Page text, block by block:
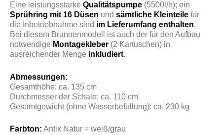
Eine leistungsstarke Qualitätspumpe (5500l/h); ein
Sprühring mit 16 Düsen und sämtliche Kleinteile für
die Inbetriebnahme sind im Lieferumfang enthalten.
Bei diesem Brunnenmodell ist auch der für den Aufbau
notwendige Montagekleber (2 Kartuschen) in
ausreichender Menge inkludiert.
Abmessungen:
Gesamthöhe: ca. 135 cm
Durchmesser der Schale: ca. 110 cm
Gesamtgewicht (ohne Wasserbefüllung): ca. 230 kg
Farbton: Antik Natur = weiß/grau